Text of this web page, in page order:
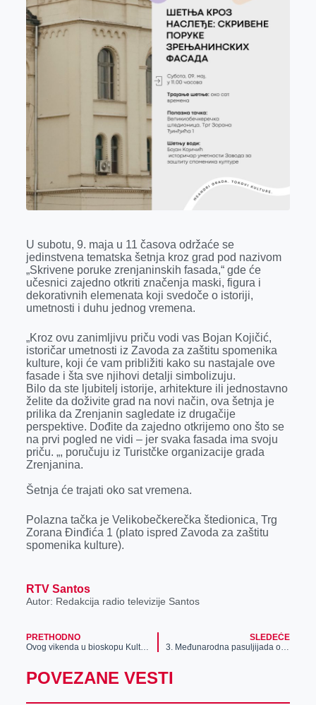
r
U subotu, 9. maja u 11 časova održaće se
jedinstvena tematska šetnja kroz grad pod nazivom
„Skrivene poruke zrenjaninskih fasada,“ gde će
učesnici zajedno otkriti značenja maski, figura i
dekorativnih elemenata koji svedoče o istoriji,
umetnosti i duhu jednog vremena.
„Kroz ovu zanimljivu priču vodi vas Bojan Kojičić,
istoričar umetnosti iz Zavoda za zaštitu spomenika
kulture, koji će vam približiti kako su nastajale ove
fasade i šta sve njihovi detalji simbolizuju.
Bilo da ste ljubitelj istorije, arhitekture ili jednostavno
želite da doživite grad na novi način, ova šetnja je
prilika da Zrenjanin sagledate iz drugačije
perspektive. Dođite da zajedno otkrijemo ono što se
na prvi pogled ne vidi – jer svaka fasada ima svoju
priču. „, poručuju iz Turistčke organizacije grada
Zrenjanina.
Šetnja će trajati oko sat vremena.
Polazna tačka je Velikobečkerečka štedionica, Trg
Zorana Đinđića 1 (plato ispred Zavoda za zaštitu
spomenika kulture).
RTV Santos
Autor: Redakcija radio televizije Santos
PRETHODNO
Ovog vikenda u bioskopu Kulturnog centra Zrenjanina
SLEDEĆE
3. Međunarodna pasuljijada održaće se 30. maja u Lazarevu
POVEZANE VESTI